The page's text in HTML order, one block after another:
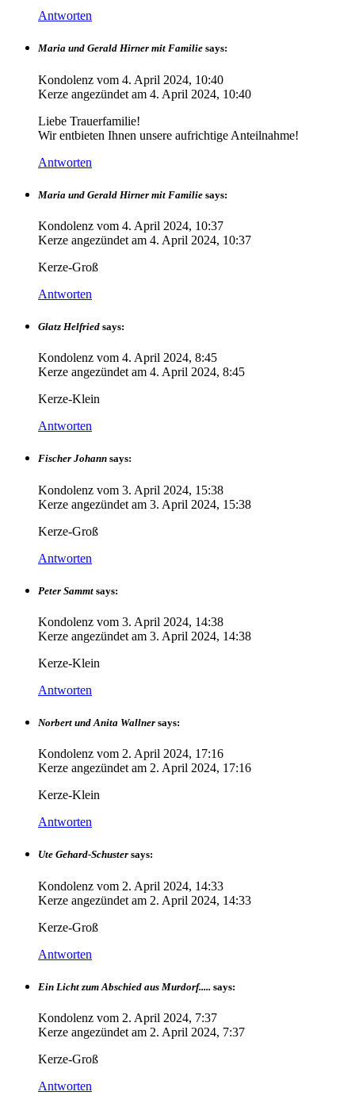
Antworten
Maria und Gerald Hirner mit Familie says:
Kondolenz vom 4. April 2024, 10:40
Kerze angezündet am 4. April 2024, 10:40
Liebe Trauerfamilie!
Wir entbieten Ihnen unsere aufrichtige Anteilnahme!
Antworten
Maria und Gerald Hirner mit Familie says:
Kondolenz vom 4. April 2024, 10:37
Kerze angezündet am 4. April 2024, 10:37
Kerze-Groß
Antworten
Glatz Helfried says:
Kondolenz vom 4. April 2024, 8:45
Kerze angezündet am 4. April 2024, 8:45
Kerze-Klein
Antworten
Fischer Johann says:
Kondolenz vom 3. April 2024, 15:38
Kerze angezündet am 3. April 2024, 15:38
Kerze-Groß
Antworten
Peter Sammt says:
Kondolenz vom 3. April 2024, 14:38
Kerze angezündet am 3. April 2024, 14:38
Kerze-Klein
Antworten
Norbert und Anita Wallner says:
Kondolenz vom 2. April 2024, 17:16
Kerze angezündet am 2. April 2024, 17:16
Kerze-Klein
Antworten
Ute Gehard-Schuster says:
Kondolenz vom 2. April 2024, 14:33
Kerze angezündet am 2. April 2024, 14:33
Kerze-Groß
Antworten
Ein Licht zum Abschied aus Murdorf..... says:
Kondolenz vom 2. April 2024, 7:37
Kerze angezündet am 2. April 2024, 7:37
Kerze-Groß
Antworten